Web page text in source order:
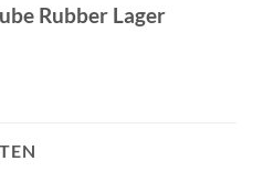
Rubber Lager